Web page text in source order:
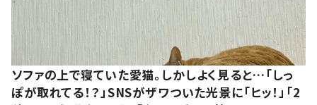
ソファの上で寝ていた愛猫。しかしよく見ると…「しっ
ぽが取れてる！？」SNSがザワついた光景に「ヒッ！」「2